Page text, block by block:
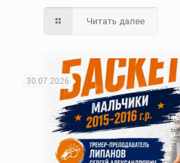
Читать далее
30.07.2026